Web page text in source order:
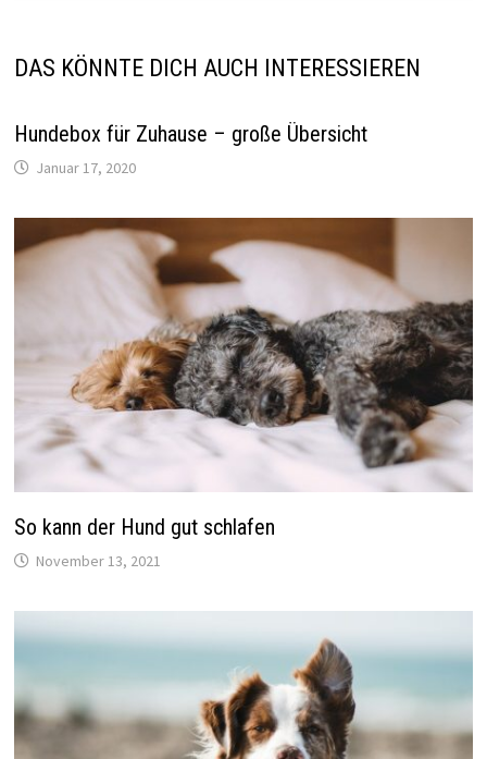
DAS KÖNNTE DICH AUCH INTERESSIEREN
Hundebox für Zuhause – große Übersicht
Januar 17, 2020
So kann der Hund gut schlafen
November 13, 2021